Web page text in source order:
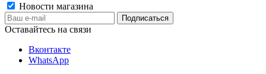
Новости магазина
Оставайтесь на связи
Вконтакте
WhatsApp